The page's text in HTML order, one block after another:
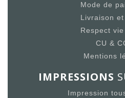
Mode de
Livraison
Respect
CU &
Mentions
IMPRESSIONS
Impression